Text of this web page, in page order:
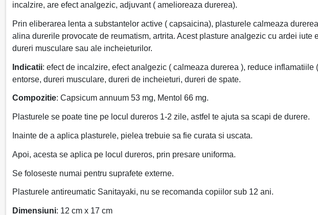
incalzire, are efect analgezic, adjuvant ( amelioreaza durerea).
Prin eliberarea lenta a substantelor active ( capsaicina), plasturele calmeaza
alina durerile provocate de reumatism, artrita. Acest plasture analgezic cu ardei
dureri musculare sau ale incheieturilor.
Indicatii: efect de incalzire, efect analgezic ( calmeaza durerea ), reduce
entorse, dureri musculare, dureri de incheieturi, dureri de spate.
Compozitie: Capsicum annuum 53 mg, Mentol 66 mg.
Plasturele se poate tine pe locul dureros 1-2 zile, astfel te ajuta sa scapi de durere.
Inainte de a aplica plasturele, pielea trebuie sa fie curata si uscata.
Apoi, acesta se aplica pe locul dureros, prin presare uniforma.
Se foloseste numai pentru suprafete externe.
Plasturele antireumatic Sanitayaki, nu se recomanda copiilor sub 12 ani.
Dimensiuni: 12 cm x 17 cm